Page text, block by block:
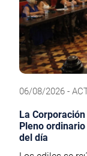
06/08/2026 -
La
Pleno
del día